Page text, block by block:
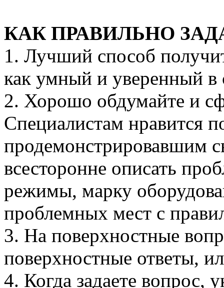
КАК ПРАВИЛЬНО
1. Лучший способ
как умный и уверенный в
2. Хорошо обдумайте и
Специалистам нравится
продемонстрировавшим
всесторонне описать
режимы, марку
проблемных мест с
3. На поверхностные
поверхностные ответы,
4. Когда задаете вопрос,